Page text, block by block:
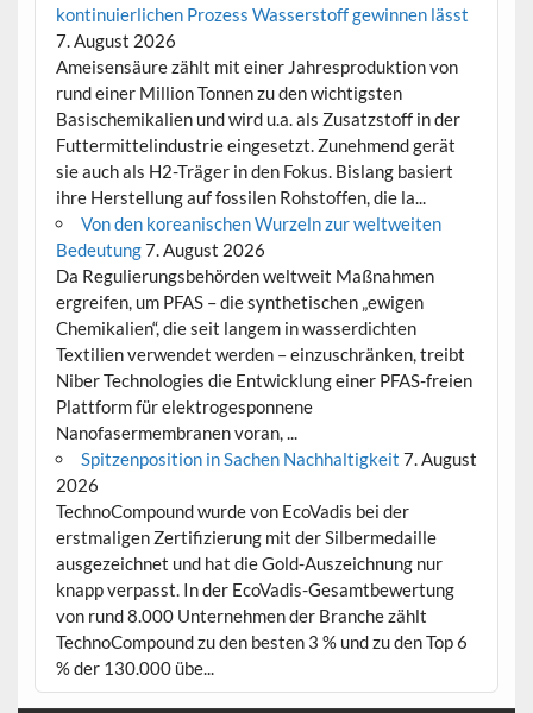
kontinuierlichen Prozess Wasserstoff gewinnen lässt
7. August 2026
Ameisensäure zählt mit einer Jahresproduktion von
rund einer Million Tonnen zu den wichtigsten
Basischemikalien und wird u.a. als Zusatzstoff in der
Futtermittelindustrie eingesetzt. Zunehmend gerät
sie auch als H2-Träger in den Fokus. Bislang basiert
ihre Herstellung auf fossilen Rohstoffen, die la...
Von den koreanischen Wurzeln zur weltweiten
Bedeutung7. August 2026
Da Regulierungsbehörden weltweit Maßnahmen
ergreifen, um PFAS – die synthetischen „ewigen
Chemikalien“, die seit langem in wasserdichten
Textilien verwendet werden – einzuschränken, treibt
Niber Technologies die Entwicklung einer PFAS-freien
Plattform für elektrogesponnene
Nanofasermembranen voran, ...
Spitzenposition in Sachen Nachhaltigkeit 7. August
2026
TechnoCompound wurde von EcoVadis bei der
erstmaligen Zertifizierung mit der Silbermedaille
ausgezeichnet und hat die Gold-Auszeichnung nur
knapp verpasst. In der EcoVadis-Gesamtbewertung
von rund 8.000 Unternehmen der Branche zählt
TechnoCompound zu den besten 3 % und zu den Top 6
% der 130.000 übe...